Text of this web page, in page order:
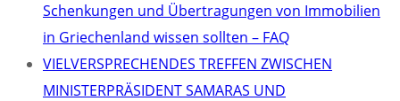
Schenkungen und Übertragungen von Immobilien
in Griechenland wissen sollten – FAQ
VIELVERSPRECHENDES TREFFEN ZWISCHEN
MINISTERPRÄSIDENT SAMARAS UND